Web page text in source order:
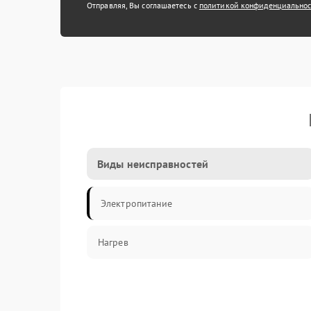
Отправляя, Вы соглашаетесь с политикой
Виды неисправностей
Электропитание
Нагрев